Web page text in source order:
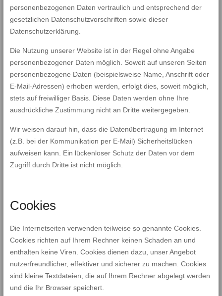
personenbezogenen Daten vertraulich und entsprechend der
gesetzlichen Datenschutzvorschriften sowie dieser
Datenschutzerklärung.
Die Nutzung unserer Website ist in der Regel ohne Angabe
personenbezogener Daten möglich. Soweit auf unseren Seiten
personenbezogene Daten (beispielsweise Name, Anschrift oder
E-Mail-Adressen) erhoben werden, erfolgt dies, soweit möglich,
stets auf freiwilliger Basis. Diese Daten werden ohne Ihre
ausdrückliche Zustimmung nicht an Dritte weitergegeben.
Wir weisen darauf hin, dass die Datenübertragung im Internet
(z.B. bei der Kommunikation per E-Mail) Sicherheitslücken
aufweisen kann. Ein lückenloser Schutz der Daten vor dem
Zugriff durch Dritte ist nicht möglich.
Cookies
Die Internetseiten verwenden teilweise so genannte Cookies.
Cookies richten auf Ihrem Rechner keinen Schaden an und
enthalten keine Viren. Cookies dienen dazu, unser Angebot
nutzerfreundlicher, effektiver und sicherer zu machen. Cookies
sind kleine Textdateien, die auf Ihrem Rechner abgelegt werden
und die Ihr Browser speichert.